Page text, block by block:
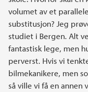
volumet av et
substitusjon? Jeg
studiet i Bergen. Alt
fantastisk lege, men
perverst. Hvis vi
bilmekanikere, men
så ville vi få en annen